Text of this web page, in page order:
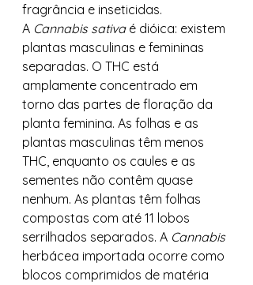
fragrância e inseticidas.
A Cannabis sativa é dióica: existem
plantas masculinas e femininas
separadas. O THC está
amplamente concentrado em
torno das partes de floração da
planta feminina. As folhas e as
plantas masculinas têm menos
THC, enquanto os caules e as
sementes não contêm quase
nenhum. As plantas têm folhas
compostas com até 11 lobos
serrilhados separados. A Cannabis
herbácea importada ocorre como
blocos comprimidos de matéria